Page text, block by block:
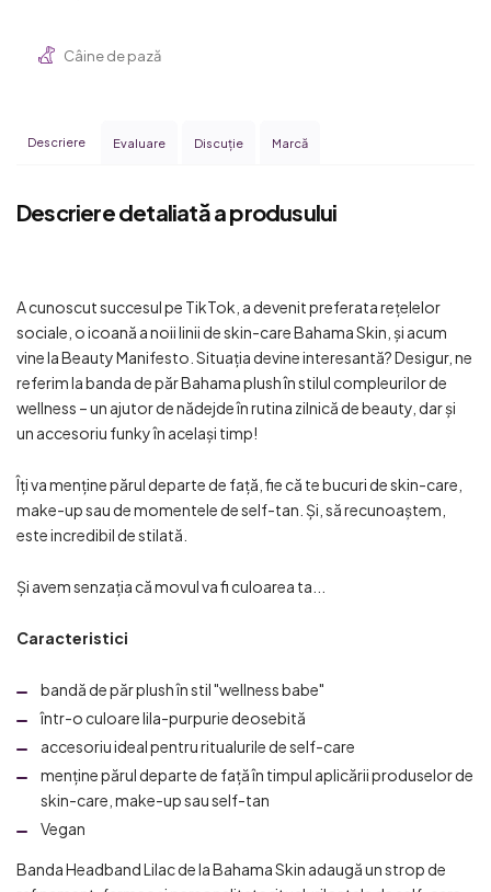
Câine de pază
Descriere Evaluare Discuţie Marcă
Descriere detaliată a produsului
A cunoscut succesul pe TikTok, a devenit preferata rețelelor
sociale, o icoană a noii linii de skin-care Bahama Skin, și acum
vine la Beauty Manifesto. Situația devine interesantă? Desigur, ne
referim la banda de păr Bahama plush în stilul compleurilor de
wellness – un ajutor de nădejde în rutina zilnică de beauty, dar și
un accesoriu funky în același timp!
Îți va menține părul departe de față, fie că te bucuri de skin-care,
make-up sau de momentele de self-tan. Și, să recunoaștem,
este incredibil de stilată.
Și avem senzația că movul va fi culoarea ta...
Caracteristici
bandă de păr plush în stil "wellness babe"
într-o culoare lila-purpurie deosebită
accesoriu ideal pentru ritualurile de self-care
menține părul departe de față în timpul aplicării produselor de
skin-care, make-up sau self-tan
Vegan
Banda Headband Lilac de la Bahama Skin adaugă un strop de